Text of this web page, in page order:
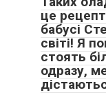
це рецепт
бабусі
світі! Я
стоять
одразу,